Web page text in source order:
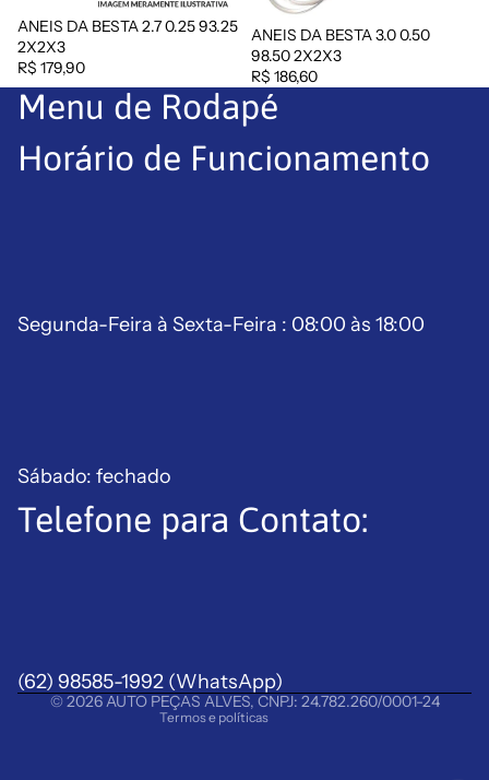
ANEIS DA BESTA 2.7 0.25 93.25
2X2X3
R$ 179,90
Esgotado
ANEIS DA BESTA 3.0 0.50
98.50 2X2X3
R$ 186,60
Menu de Rodapé
Horário de Funcionamento
Segunda-Feira à Sexta-Feira : 08:00 às 18:00
Sábado: fechado
Telefone para Contato:
(62) 98585-1992 (WhatsApp)
© 2026AUTO PEÇAS ALVES, CNPJ: 24.782.260/0001-24
Termos e políticas
Aviso legal